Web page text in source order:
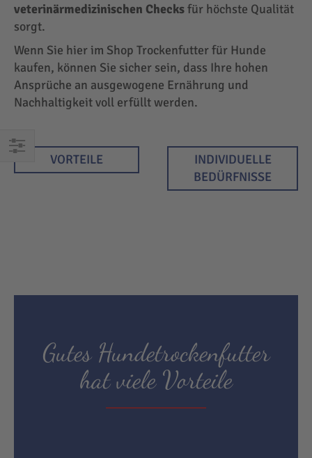
EINKAUFEN
veterinärmedizinischen Checksfür höchste Qualität
sorgt.
Wenn Sie hier im Shop Trockenfutter für Hunde
kaufen, können Sie sicher sein, dass Ihre hohen
Ansprüche an ausgewogene Ernährung und
Nachhaltigkeit voll erfüllt werden.
VORTEILE
INDIVIDUELLE
BEDÜRFNISSE
Gutes Hundetrockenfutter
hat viele Vorteile